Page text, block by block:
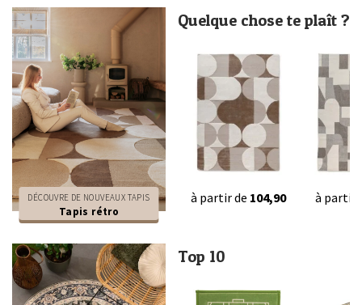
DÉCOUVRE DE NOUVEAUX TAPIS
Tapis rétro
Quelque chose te plaît ?
à partir de 104,90 à partir
Top 10